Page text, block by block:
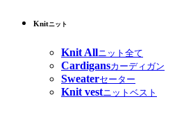
Knitニット
Knit Allニット全て
Cardigansカーディガン
Sweaterセーター
Knit vestニットベスト